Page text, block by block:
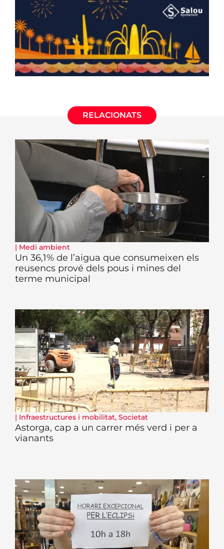
RELACIONATS
| Medi ambient
Un 36,1% de l’aigua que consumeixen els
reusencs prové dels pous i mines del
terme municipal
| Infraestructures i mobilitat, Societat
Astorga, cap a un carrer més verd i per a
vianants